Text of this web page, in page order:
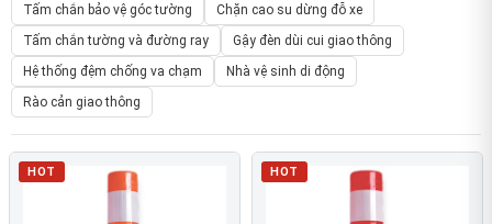
Tấm chắn bảo vệ góc tường
Chặn cao su dừng đỗ xe
Tấm chắn tường và đường ray
Gậy đèn dùi cui giao thông
Hệ thống đệm chống va chạm
Nhà vệ sinh di động
Rào cản giao thông
HOT HOT